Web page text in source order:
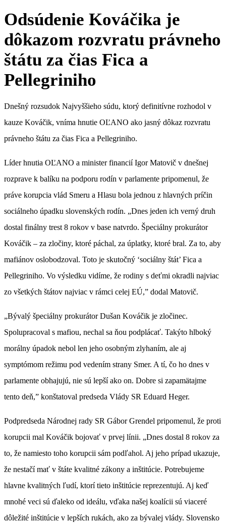
Odsúdenie Kováčika je
dôkazom rozvratu právneho
štátu za čias Fica a
Pellegriniho
Dnešný rozsudok Najvyššieho súdu, ktorý definitívne rozhodol v
kauze Kováčik, vníma hnutie OĽANO ako jasný dôkaz rozvratu
právneho štátu za čias Fica a Pellegriniho.
Líder hnutia OĽANO a minister financií Igor Matovič v dnešnej
rozprave k balíku na podporu rodín v parlamente pripomenul, že
práve korupcia vlád Smeru a Hlasu bola jednou z hlavných príčin
sociálneho úpadku slovenských rodín. „Dnes jeden ich verný druh
dostal finálny trest 8 rokov v base natvrdo. Špeciálny prokurátor
Kováčik – za zločiny, ktoré páchal, za úplatky, ktoré bral. Za to, aby
mafiánov oslobodzoval. Toto je skutočný ‘sociálny štát’ Fica a
Pellegriniho. Vo výsledku vidíme, že rodiny s deťmi okradli najviac
zo všetkých štátov najviac v rámci celej EÚ,” dodal Matovič.
„Bývalý špeciálny prokurátor Dušan Kováčik je zločinec.
Spolupracoval s mafiou, nechal sa ňou podplácať. Takýto hlboký
morálny úpadok nebol len jeho osobným zlyhaním, ale aj
symptómom režimu pod vedením strany Smer. A tí, čo ho dnes v
parlamente obhajujú, nie sú lepší ako on. Dobre si zapamätajme
tento deň,” konštatoval predseda Vlády SR Eduard Heger.
Podpredseda Národnej rady SR Gábor Grendel pripomenul, že proti
korupcii mal Kováčik bojovať v prvej línii. „Dnes dostal 8 rokov za
to, že namiesto toho korupcii sám podľahol. Aj jeho prípad ukazuje,
že nestačí mať v štáte kvalitné zákony a inštitúcie. Potrebujeme
hlavne kvalitných ľudí, ktorí tieto inštitúcie reprezentujú. Aj keď
mnohé veci sú ďaleko od ideálu, vďaka našej koalícii sú viaceré
dôležité inštitúcie v lepších rukách, ako za bývalej vlády. Slovensko